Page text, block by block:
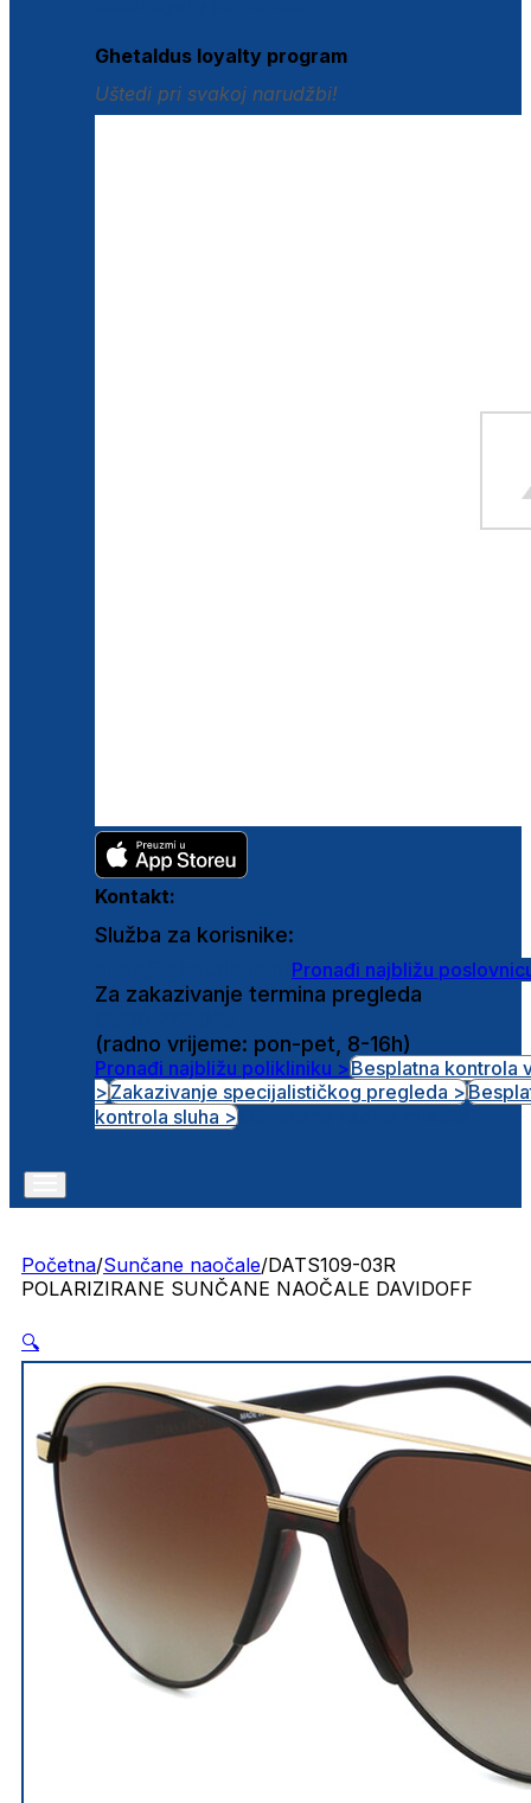
Ghetaldus loyalty program
Uštedi pri svakoj narudžbi!
Kontakt:
Služba za korisnike:
Pronađi najbližu
Za zakazivanje termina pregleda
(radno vrijeme: pon-pet, 8-16h)
Pronađi najbližu polikliniku >Besplatna kontrola
>Zakazivanje specijalističkog pregleda >
kontrola sluha >
Početna/Sunčane naočale/DATS109-03R
POLARIZIRANE SUNČANE NAOČALE DAVIDOFF
🔍